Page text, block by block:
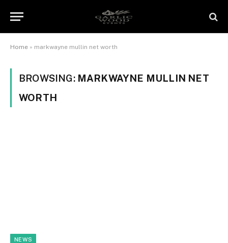
Home » markwayne mullin net worth
BROWSING: MARKWAYNE MULLIN NET
WORTH
NEWS